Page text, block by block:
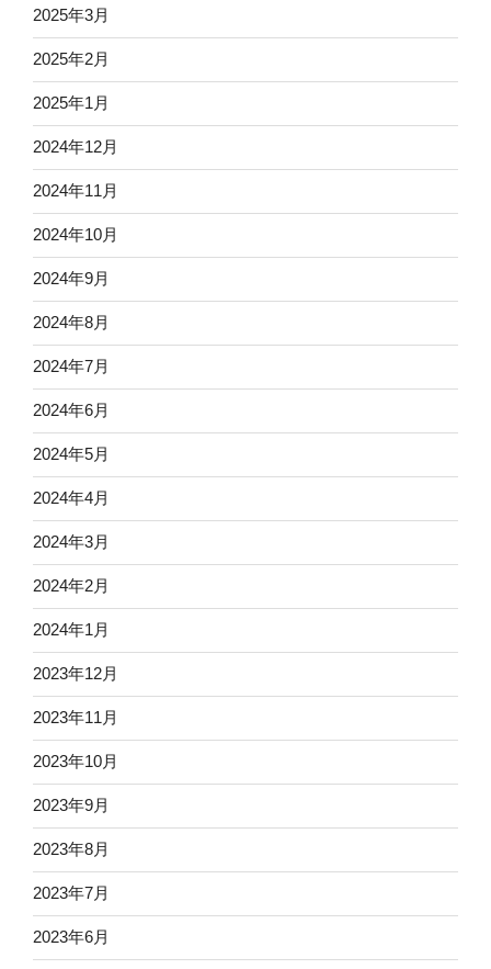
2025年3月
2025年2月
2025年1月
2024年12月
2024年11月
2024年10月
2024年9月
2024年8月
2024年7月
2024年6月
2024年5月
2024年4月
2024年3月
2024年2月
2024年1月
2023年12月
2023年11月
2023年10月
2023年9月
2023年8月
2023年7月
2023年6月